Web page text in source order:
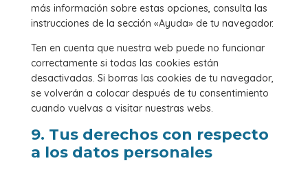
más información sobre estas opciones, consulta las
instrucciones de la sección «Ayuda» de tu navegador.
Ten en cuenta que nuestra web puede no funcionar
correctamente si todas las cookies están
desactivadas. Si borras las cookies de tu navegador,
se volverán a colocar después de tu consentimiento
cuando vuelvas a visitar nuestras webs.
9. Tus derechos con respecto
a los datos personales